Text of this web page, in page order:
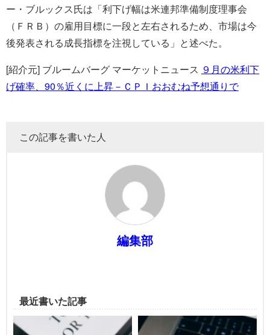
ー・ブルックス氏は「利下げ幅は米連邦準備制度理事会
（ＦＲＢ）の雇用目標に一段と左右されるため、市場は今
後発表される成長指標を注視している」と述べた。
[紹介元] ブルームバーグ マーケットニュース ９月の米利下
げ確率、90％近くに上昇－ＣＰＩおおむね予想通りで
この記事を書いた人
編集部
最近書いた記事